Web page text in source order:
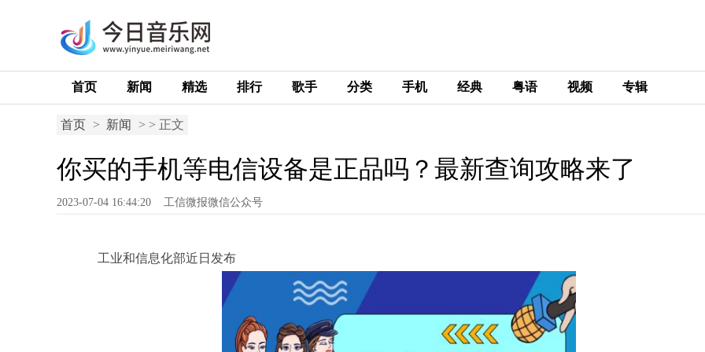
首页 新闻 精选 排行 歌手 分类 手机 经典 粤语 视频 专辑
首页 > 新闻 > > 正文
你买的手机等电信设备是正品吗？最新查询攻略来了
2023-07-04 16:44:20 工信微报微信公众号
工业和信息化部近日发布